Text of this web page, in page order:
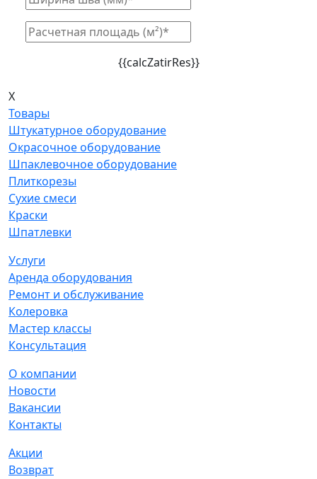
{{calcZatirRes}}
X
Товары
Штукатурное оборудование
Окрасочное оборудование
Шпаклевочное оборудование
Плиткорезы
Сухие смеси
Краски
Шпатлевки
Услуги
Аренда оборудования
Ремонт и обслуживание
Колеровка
Мастер классы
Консультация
О компании
Новости
Вакансии
Контакты
Акции
Возврат